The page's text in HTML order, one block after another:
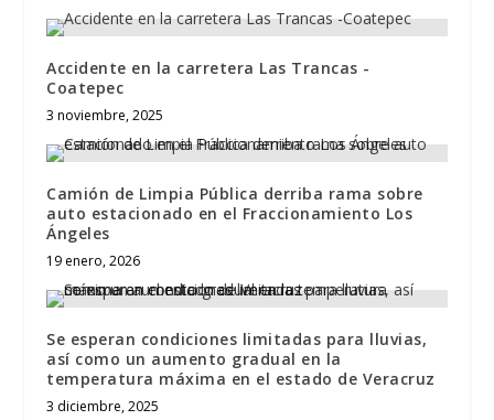
Accidente en la carretera Las Trancas -
Coatepec
3 noviembre, 2025
Camión de Limpia Pública derriba rama sobre
auto estacionado en el Fraccionamiento Los
Ángeles
19 enero, 2026
Se esperan condiciones limitadas para lluvias,
así como un aumento gradual en la
temperatura máxima en el estado de Veracruz
3 diciembre, 2025